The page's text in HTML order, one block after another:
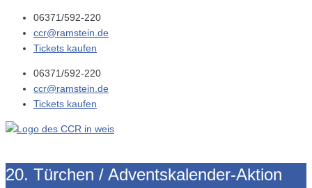
06371/592-220
ccr@ramstein.de
Tickets kaufen
06371/592-220
ccr@ramstein.de
Tickets kaufen
20. Türchen / Adventskalender-Aktion